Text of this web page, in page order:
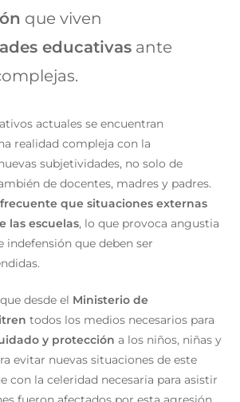
que viven
educativas ante
actuales se encuentran
realidad compleja con la
subjetividades, no solo de
de docentes, madres y padres.
frecuente que situaciones externas
las escuelas, lo que provoca angustia
indefensión que deben ser
que desde el Ministerio de
todos los medios necesarios para
y protección a los niños, niñas y
evitar nuevas situaciones de este
con la celeridad necesaria para asistir